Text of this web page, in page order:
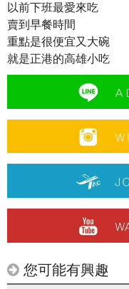
以前下班最愛來吃
賣到早餐時間
重點是很便宜又大碗
就是正港的高雄小吃
您可能有興趣